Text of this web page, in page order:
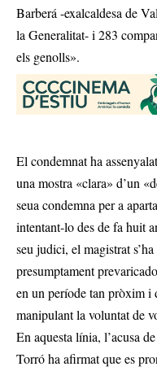
Barberá -exalcaldesa de
la Generalitat- i 283
els genolls».
El condemnat ha
una mostra «clara» d’un
seua condemna per a
intentant-lo des de fa huit
seu judici, el magistrat
presumptament
en un període tan pròxim i
manipulant la voluntat de
En aquesta línia, l’acusa
Torró ha afirmat que es